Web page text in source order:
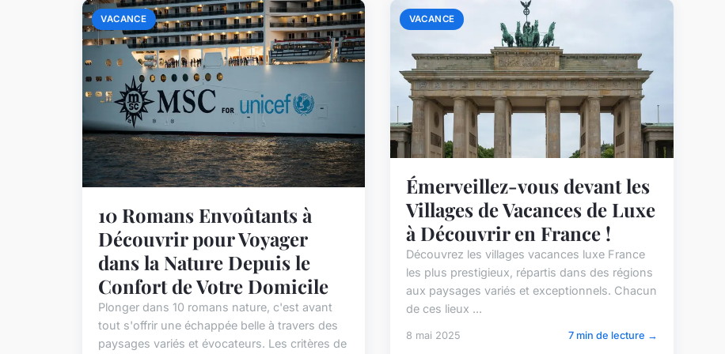
VACANCE
10 Romans Envoûtants à
Découvrir pour Voyager
dans la Nature Depuis le
Confort de Votre Domicile
Plonger dans 10 romans nature, c'est avant
tout s'offrir une échappée belle à travers des
paysages variés et évocateurs. Les critères de
VACANCE
Émerveillez-vous devant les
Villages de Vacances de Luxe
à Découvrir en France !
Découvrez les villages vacances luxe France
les plus prestigieux, répartis dans des régions
aux paysages variés et exceptionnels. Chacun
de ces lieux ...
8 mai 2025 7 min de lecture →